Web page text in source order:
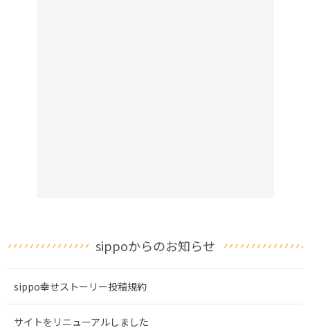
sippoからのお知らせ
sippo幸せストーリー投稿規約
サイトをリニューアルしました